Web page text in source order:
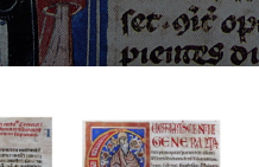
S
C
H